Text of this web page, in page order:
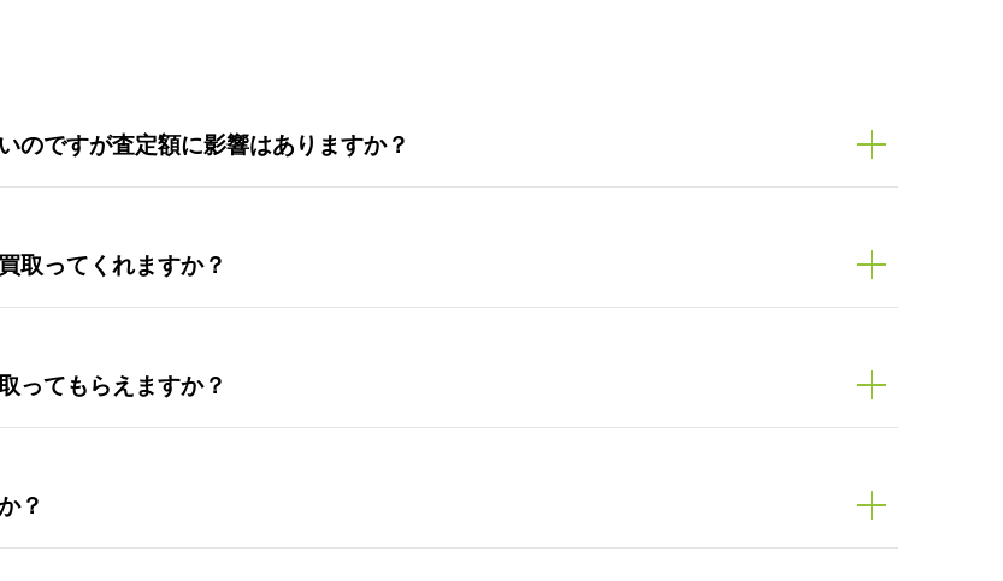
のですが査定額に影響はありますか？
取ってくれますか？
ってもらえますか？
？